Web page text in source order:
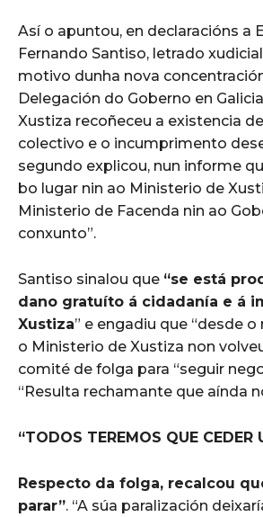
Así o apuntou, en declaracións a
Fernando Santiso, letrado
motivo dunha nova
Delegación do Goberno en
Xustiza recoñeceu a existencia
colectivo e o incumprimento
segundo explicou, nun informe
bo lugar nin ao Ministerio de
Ministerio de Facenda nin ao
conxunto”.
Santiso sinalou que “se está
dano gratuíto á cidadanía e á
Xustiza” e engadiu que “desde
o Ministerio de Xustiza non
comité de folga para “seguir
“Resulta rechamante que aínda
“TODOS TEREMOS QUE CEDER
Respecto da folga, recalcou
parar”. “A súa paralización